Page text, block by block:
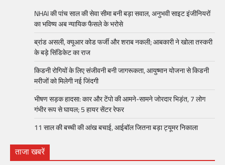
NHAI की पांच साल की सेवा सीमा बनी बड़ा सवाल, अनुभवी साइट इंजीनियरों
का भविष्य अब न्यायिक फैसले के भरोसे
ब्रांड असली, क्यूआर कोड फर्जी और शराब नकली; आबकारी ने खोला तस्करी
के बड़े सिंडिकेट का राज
किडनी रोगियों के लिए संजीवनी बनी जागरूकता, आयुष्मान योजना से किडनी
मरीजों को मिलेगी नई जिंदगी
भीषण सड़क हादसा: कार और टेंपो की आमने-सामने जोरदार भिड़ंत, 7 लोग
गंभीर रूप से घायल; 5 हायर सेंटर रेफर​
11 साल की बच्ची की आंख बचाई, आईबॉल जितना बड़ा ट्यूमर निकाला
ताजा खबरें